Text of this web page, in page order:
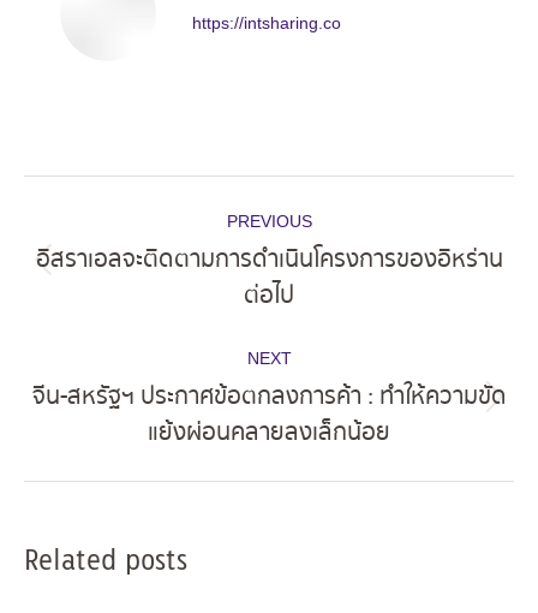
https://intsharing.co
navigation
PREVIOUS
Previous
post:
อิสราเอลจะติดตามการดำเนินโครงการของอิหร่าน
ต่อไป
NEXT
post:
จีน-สหรัฐฯ ประกาศข้อตกลงการค้า : ทำให้ความขัด
แย้งผ่อนคลายลงเล็กน้อย
Related posts